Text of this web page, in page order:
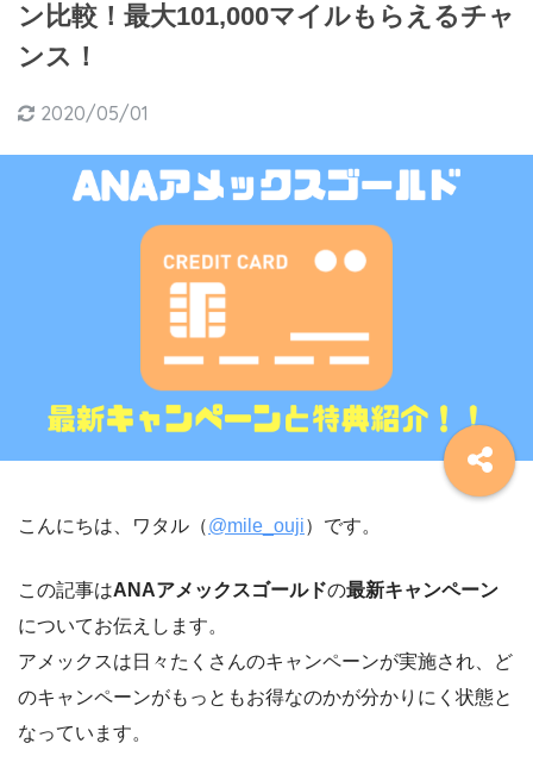
ン比較！最大101,000マイルもらえるチャ
ンス！
2020/05/01
こんにちは、ワタル（@mile_ouji）です。
この記事はANAアメックスゴールドの最新キャンペーン
についてお伝えします。
アメックスは日々たくさんのキャンペーンが実施され、ど
のキャンペーンがもっともお得なのかが分かりにく状態と
なっています。